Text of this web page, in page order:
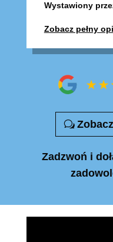
Wystawiony
Zobacz pełny
Zadzwoń i